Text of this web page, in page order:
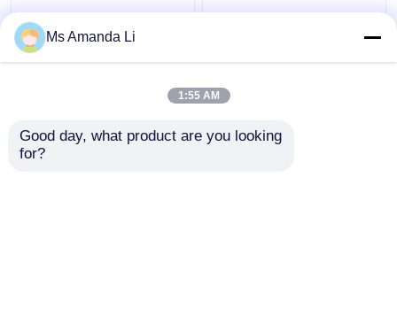
De tand van het
Beenvitaminen van de
Gezondheidszonneschijn
Het multi Minerale de
Gezondheidssupplement
BT7N
Ms Amanda Li
1:55 AM
Good day, what product are you looking
for?